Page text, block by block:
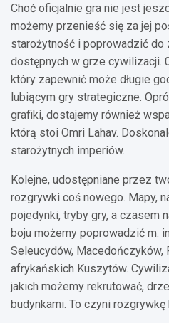
Choć oficjalnie gra nie jest
możemy przenieść się za jej
starożytność i poprowadzić do
dostępnych w grze cywilizacji.
który zapewnić może długie
lubiącym gry strategiczne.
grafiki, dostajemy również
którą stoi Omri Lahav.
starożytnych imperiów.
Kolejne, udostępniane przez
rozgrywki coś nowego. Mapy,
pojedynki, tryby gry, a czasem
boju możemy poprowadzić m.
Seleucydów, Macedończyków,
afrykańskich Kuszytów.
jakich możemy rekrutować,
budynkami. To czyni